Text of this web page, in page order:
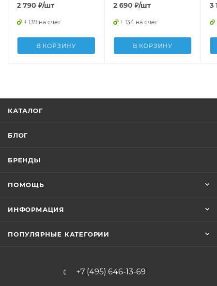
2 790 ₽/шт
+ 139 на счет
В КОРЗИНУ
2 690 ₽/шт
+ 134 на счет
В КОРЗИНУ
3
КАТАЛОГ
БЛОГ
БРЕНДЫ
ПОМОЩЬ
ИНФОРМАЦИЯ
ПОПУЛЯРНЫЕ КАТЕГОРИИ
+7 (495) 646-13-69